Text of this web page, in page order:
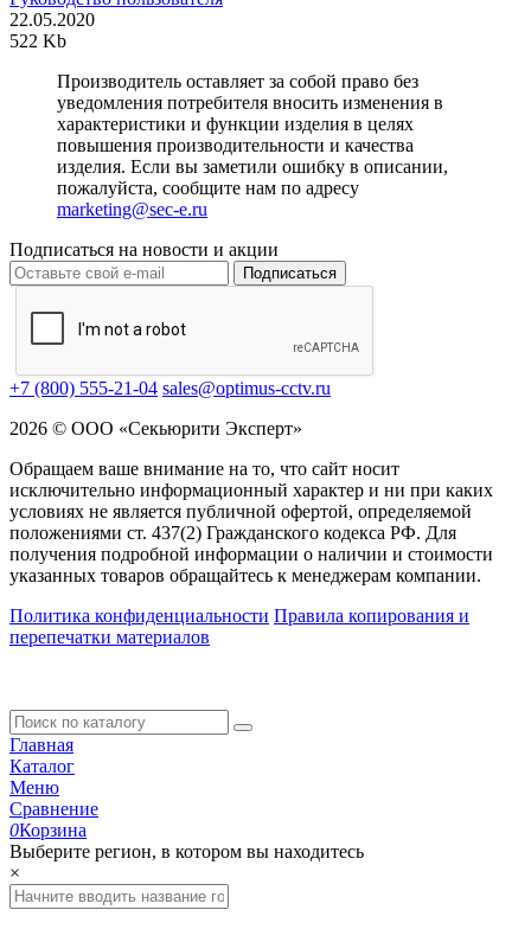
22.05.2020
522 Kb
Производитель оставляет за собой право без
уведомления потребителя вносить изменения в
характеристики и функции изделия в целях
повышения производительности и качества
изделия. Если вы заметили ошибку в описании,
пожалуйста, сообщите нам по адресу
marketing@sec-e.ru
Подписаться на новости и акции
Подписаться
+7 (800) 555-21-04 sales@optimus-cctv.ru
2026 © ООО «Секьюрити Эксперт»
Обращаем ваше внимание на то, что сайт носит
исключительно информационный характер и ни при каких
условиях не является публичной офертой, определяемой
положениями ст. 437(2) Гражданского кодекса РФ. Для
получения подробной информации о наличии и стоимости
указанных товаров обращайтесь к менеджерам компании.
Политика конфиденциальности Правила копирования и
перепечатки материалов
Главная
Каталог
Меню
Сравнение
0Корзина
Выберите регион, в котором вы находитесь
×